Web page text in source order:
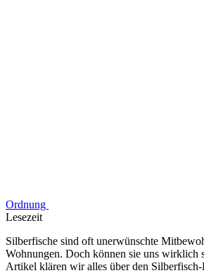
Ordnung
Lesezeit
Silberfische sind oft unerwünschte
Wohnungen. Doch können sie uns wirklich
Artikel klären wir alles über den Silberfisch-